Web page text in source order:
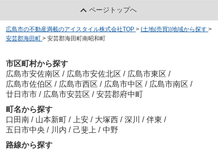
ページトップへ
広島市の不動産満載のアイスタイル株式会社TOP > (土地(売買))地域から探す >
安芸郡海田町 > 安芸郡海田町南昭和町
市区町村から探す
広島市安佐南区 / 広島市安佐北区 / 広島市東区 /
広島市佐伯区 / 広島市西区 / 広島市中区 / 広島市南区 /
廿日市市 / 広島市安芸区 / 安芸郡府中町
町名から探す
口田南 / 山本新町 / 上安 / 大塚西 / 深川 / 伴東 /
五日市中央 / 川内 / 己斐上 / 中野
路線から探す